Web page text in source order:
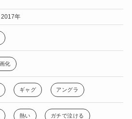
年
化
ギャグ アングラ
熱い ガチで泣ける